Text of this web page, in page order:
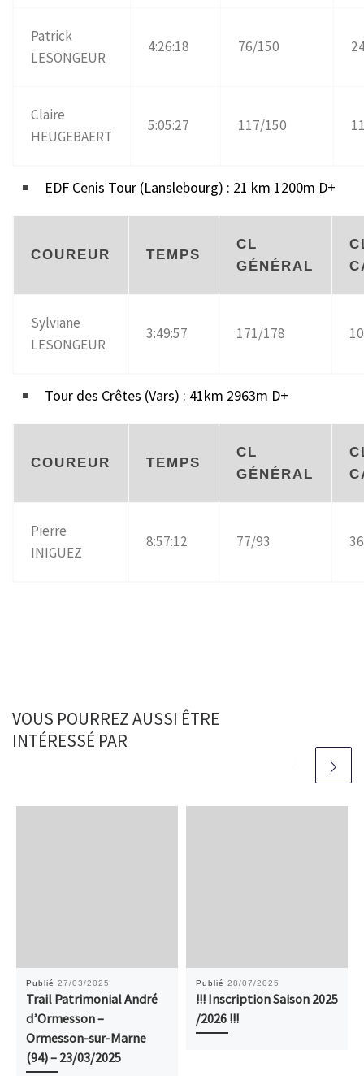
Patrick
LESONGEUR
4:26:18 76/150
Claire
HEUGEBAERT
5:05:27 117/150
EDF Cenis Tour (Lanslebourg) : 21 km 1200m D+
COUREUR TEMPS
CL
GÉNÉRAL
Sylviane
LESONGEUR
3:49:57 171/178
Tour des Crêtes (Vars) : 41km 2963m D+
COUREUR TEMPS
CL
GÉNÉRAL
Pierre
INIGUEZ
8:57:12 77/93
VOUS POURREZ AUSSI ÊTRE
INTÉRESSÉ PAR
Publié 27/03/2025
Trail Patrimonial André
d’Ormesson –
Ormesson-sur-Marne
(94) – 23/03/2025
Publié 28/07/2025
!!! Inscription Saison 2025
/2026 !!!